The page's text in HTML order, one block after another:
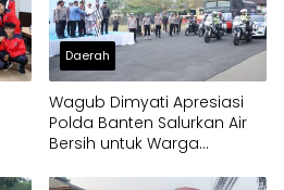
Daerah
Wagub Dimyati Apresiasi
Polda Banten Salurkan Air
Bersih untuk Warga